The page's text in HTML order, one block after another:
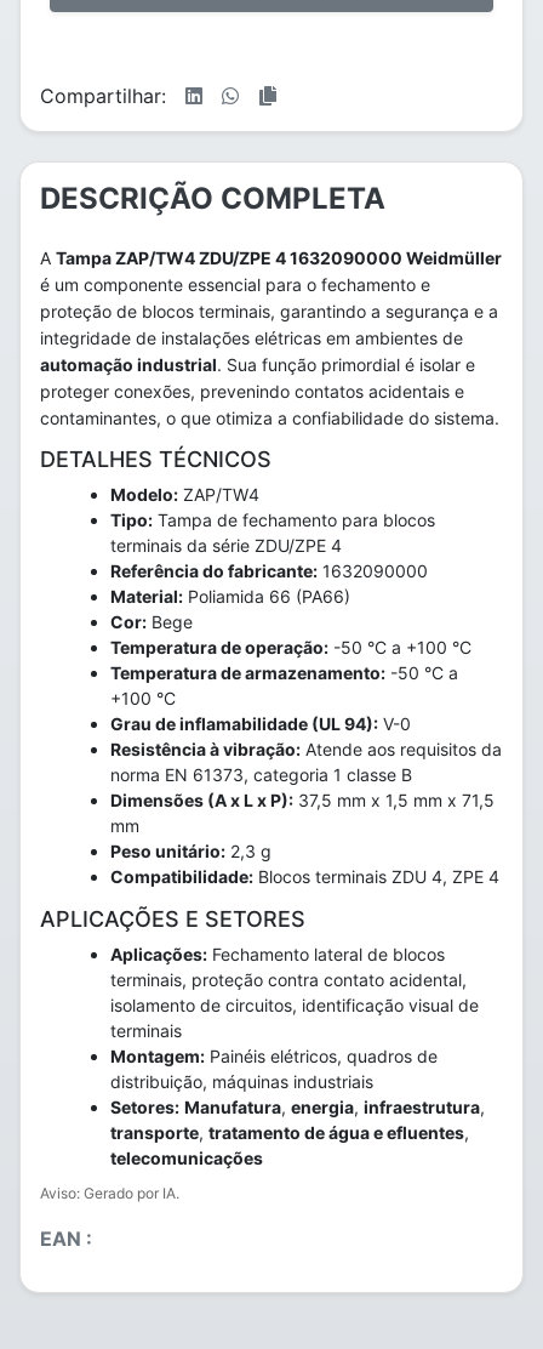
Compartilhar:
DESCRIÇÃO COMPLETA
A Tampa ZAP/TW4 ZDU/ZPE 4 1632090000 Weidmüller
é um componente essencial para o fechamento e
proteção de blocos terminais, garantindo a segurança e a
integridade de instalações elétricas em ambientes de
automação industrial. Sua função primordial é isolar e
proteger conexões, prevenindo contatos acidentais e
contaminantes, o que otimiza a confiabilidade do sistema.
DETALHES TÉCNICOS
Modelo: ZAP/TW4
Tipo: Tampa de fechamento para blocos
terminais da série ZDU/ZPE 4
Referência do fabricante: 1632090000
Material: Poliamida 66 (PA66)
Cor: Bege
Temperatura de operação: -50 °C a +100 °C
Temperatura de armazenamento: -50 °C a
+100 °C
Grau de inflamabilidade (UL 94): V-0
Resistência à vibração: Atende aos requisitos da
norma EN 61373, categoria 1 classe B
Dimensões (A x L x P): 37,5 mm x 1,5 mm x 71,5
mm
Peso unitário: 2,3 g
Compatibilidade: Blocos terminais ZDU 4, ZPE 4
APLICAÇÕES E SETORES
Aplicações: Fechamento lateral de blocos
terminais, proteção contra contato acidental,
isolamento de circuitos, identificação visual de
terminais
Montagem: Painéis elétricos, quadros de
distribuição, máquinas industriais
Setores: Manufatura, energia, infraestrutura,
transporte, tratamento de água e efluentes,
telecomunicações
Aviso: Gerado por IA.
EAN :